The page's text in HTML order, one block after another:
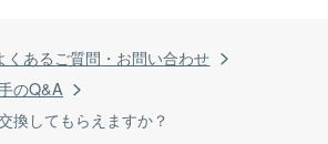
くあるご質問・お問い合わせ
のQ&A
換してもらえますか？